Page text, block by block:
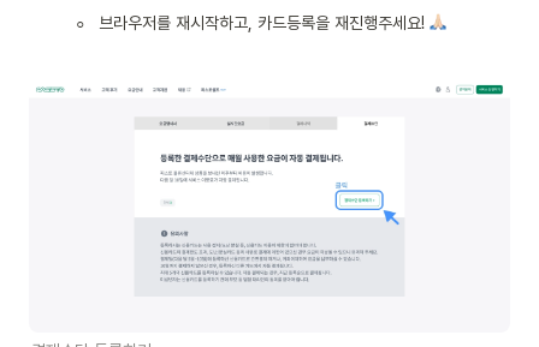
◦ 브라우저를 재시작하고, 카드등록을 재진행주세요!